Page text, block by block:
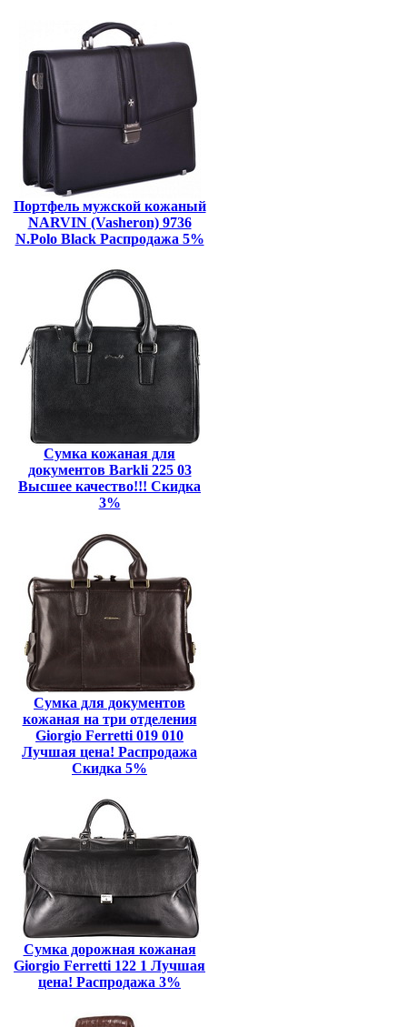
Портфель мужской кожаный
NARVIN (Vasheron) 9736
N.Polo Black Распродажа 5%
Сумка кожаная для
документов Barkli 225 03
Высшее качество!!! Скидка
3%
Сумка для документов
кожаная на три отделения
Giorgio Ferretti 019 010
Лучшая цена! Распродажа
Скидка 5%
Сумка дорожная кожаная
Giorgio Ferretti 122 1 Лучшая
цена! Распродажа 3%